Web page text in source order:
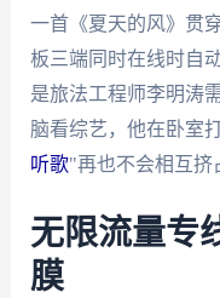
一首《夏天的风》贯穿
板三端同时在线时自
是旅法工程师李明涛
脑看综艺，他在卧室
听歌"再也不会相互挤
无限流量专
膜